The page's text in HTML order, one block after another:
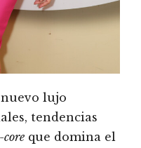
lujo
tendencias
que domina el